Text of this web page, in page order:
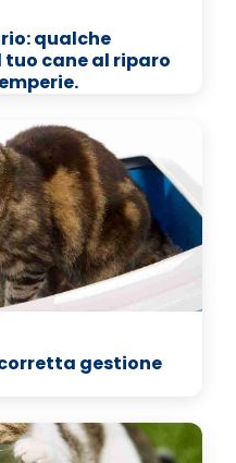
qualche
tuo cane al riparo
gestione